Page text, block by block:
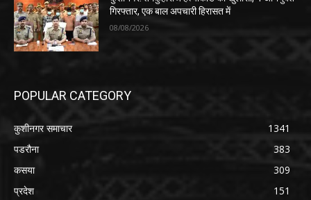
गिरफ्तार, एक बाल अपचारी हिरासत में
08/08/2026
POPULAR CATEGORY
कुशीनगर समाचार
1341
पडरौना
383
कसया
309
प्रदेश
151